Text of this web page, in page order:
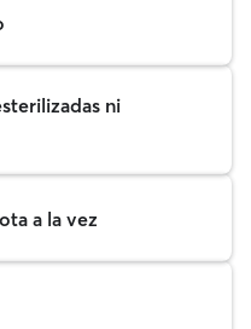
ni
a la vez